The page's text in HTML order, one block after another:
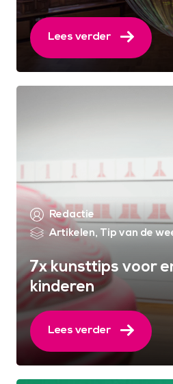
Lees verder
Redactie
Artikelen, Tip van de
7x kunsttips voor
kinderen
Lees verder